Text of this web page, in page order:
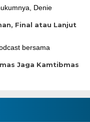
Final atau Lanjut
Jaga Kamtibmas